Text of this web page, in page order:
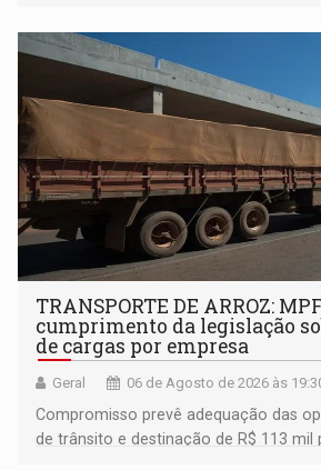
TRANSPORTE DE ARROZ:
cumprimento da legislação
de cargas por empresa
Geral 06 de Agosto de 2026 às
Compromisso prevê adequação das
de trânsito e destinação de R$ 113 mil